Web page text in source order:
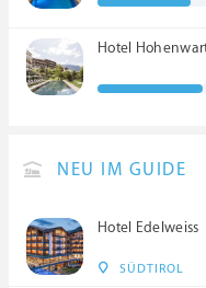
Hotel
NEU IM GUIDE
Hotel Edelweiss
SÜDTIROL